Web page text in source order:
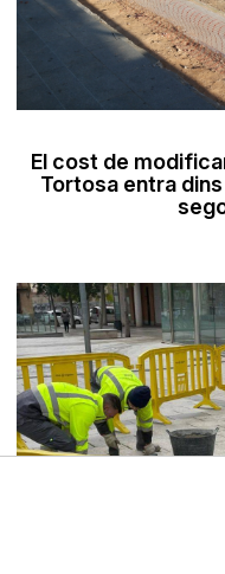
El cost de
Tortosa entra